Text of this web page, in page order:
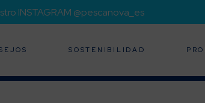
INSTAGRAM @pescanova_es
SOSTENIBILIDAD